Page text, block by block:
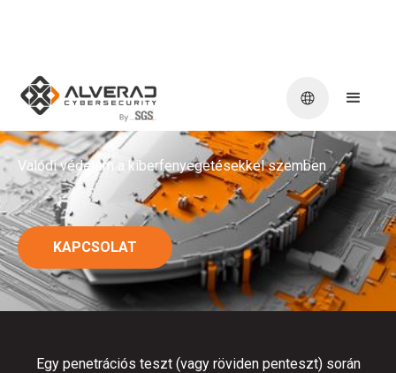
Penetrációs teszt
Valódi védelem a kiberfenyegetésekkel szemben
KAPCSOLAT
Egy penetrációs teszt (vagy röviden penteszt) során